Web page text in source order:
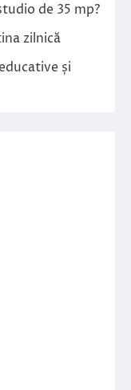
de 35 mp?
zilnică
și